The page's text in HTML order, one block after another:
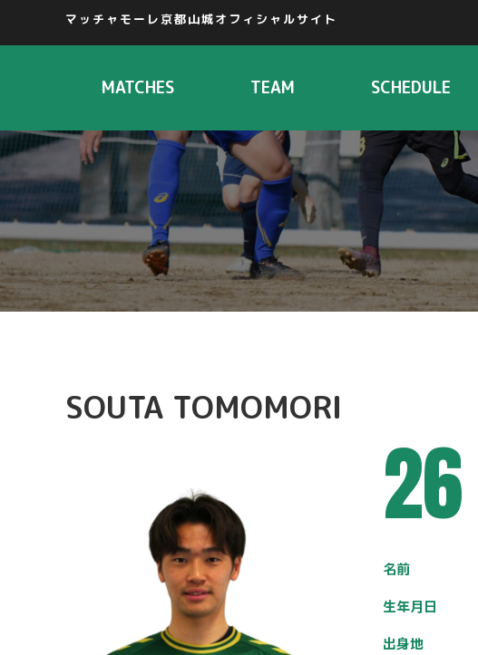
マッチャモーレ京都山城オフィシャルサイト
MATCHES TEAM SCHEDULE
SOUTA TOMOMORI
26
名前
生年月日
出身地